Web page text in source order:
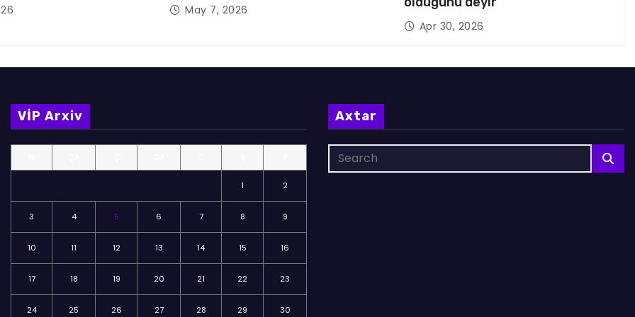
May 7, 2026
Apr 30, 2026
VİP Arxiv
1 2
3 4 5 6 7 8 9
10 11 12 13 14 15 16
17 18 19 20 21 22 23
24 25 26 27 28 29 30
Axtar